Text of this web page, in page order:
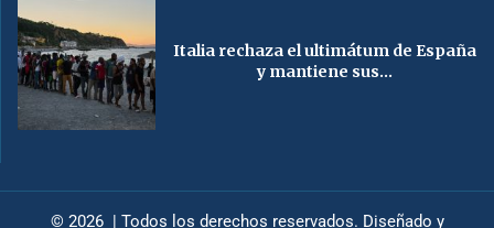
Italia rechaza el ultimátum de España
y mantiene sus...
© 2026 | Todos los derechos reservados. Diseñado y